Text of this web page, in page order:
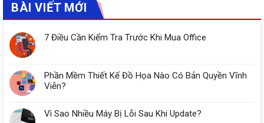
BÀI VIẾT MỚI
7 Điều Cần Kiểm Tra Trước Khi Mua Office
Phần Mềm Thiết Kế Đồ Họa Nào Có Bản Quyền Vĩnh
Viễn?
Vì Sao Nhiều Máy Bị Lỗi Sau Khi Update?